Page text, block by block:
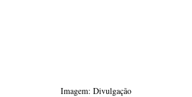
Imagem: Divulgação